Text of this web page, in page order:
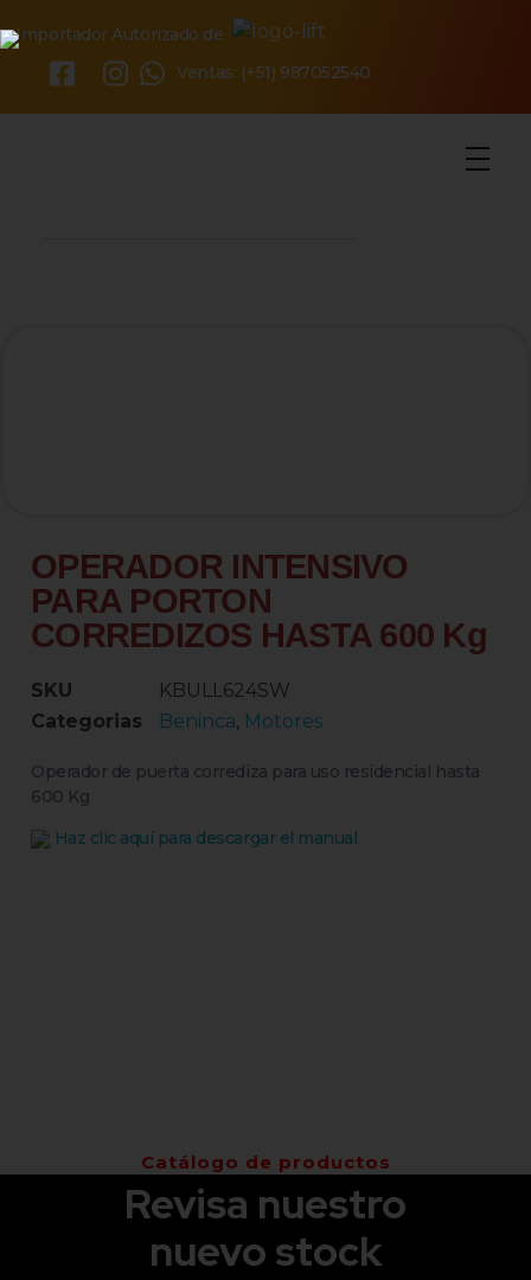
Importador Autorizado de
Ventas: (+51) 987052540
OPERADOR INTENSIVO
PARA PORTON
CORREDIZOS HASTA 600 Kg
SKU
KBULL624SW
Categorias
Beninca, Motores
Operador de puerta corrediza para uso residencial hasta
600 Kg
Haz clic aquí para descargar el manual
Catálogo de productos
Revisa nuestro
nuevo stock